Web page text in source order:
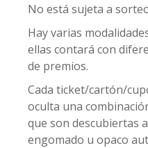
No está sujeta a
Hay varias
ellas contará con
de premios.
Cada ticket/cartón/
oculta una
que son descubiertas
engomado u opaco